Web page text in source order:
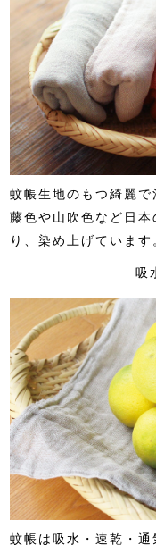
蚊帳生地のもつ綺麗で
藤色や山吹色など日
り、染め上げています
吸
蚊帳は吸水・速乾・